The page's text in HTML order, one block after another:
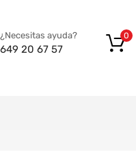
¿Necesitas ayuda?
649 20 67 57
0